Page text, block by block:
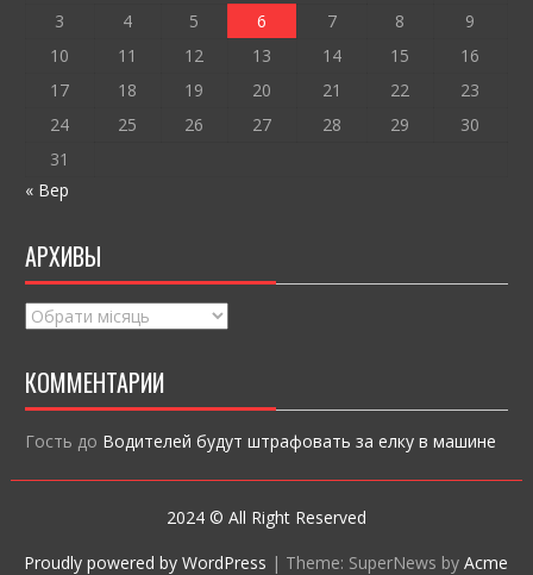
ся
3
4 5 6 7 8
9
10
11 12 13 14 15
16
17
18 19 20 21 22
23
24
25 26 27 28 29
30
31
« Вер
АРХИВЫ
Архивы
КОММЕНТАРИИ
Гость до Водителей будут штрафовать за елку в машине
2024 © All Right Reserved
Proudly powered by WordPress | Theme: SuperNews byAcme